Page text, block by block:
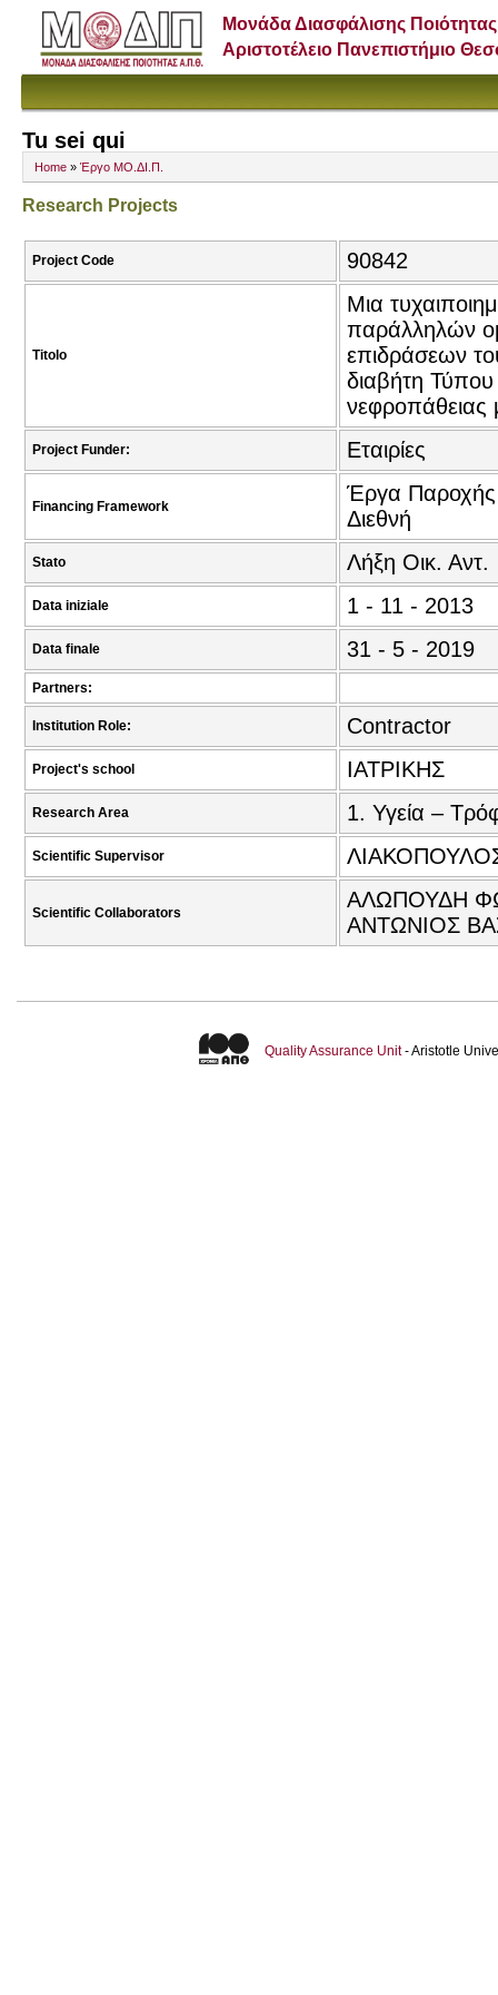
Μονάδα Διασφάλισης Ποιότητας
Αριστοτέλειο Πανεπιστήμιο
Tu sei qui
Home » Έργο ΜΟ.ΔΙ.Π.
Research Projects
Project Code 90842
Titolo
Μια
παράλληλών
επιδράσεων
διαβήτη
Project Funder: Εταιρίες
Financing Framework
Έργα
Διεθνή
Stato Λήξη Οικ. Αντ.
Data iniziale 1 - 11 - 2013
Data finale 31 - 5 - 2019
Partners:
Institution Role: Contractor
Project's school ΙΑΤΡΙΚΗΣ
Research Area 1. Υγεία –
Scientific Supervisor
Scientific Collaborators
ΑΛΩΠΟΥΔΗ
ΑΝΤΩΝΙΟΣ
Quality Assurance Unit- Aristotle